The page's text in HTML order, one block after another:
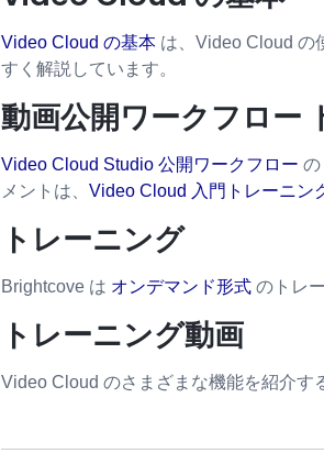
Video Cloud の基本 は、Video Cloud の
すく解説しています。
動画公開ワークフロー
Video Cloud Studio 公開ワークフロー の
メントは、 Video Cloud 入門トレーニン
トレーニング
Brightcove は オンデマンド形式 のトレ
トレーニング動画
Video Cloud のさまざまな機能を紹介す